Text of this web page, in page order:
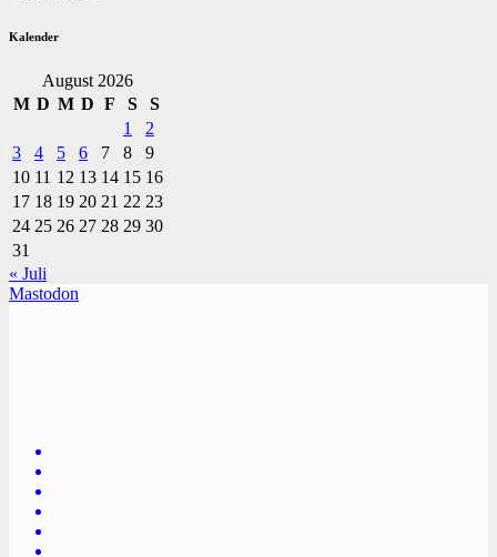
Kalender
August 2026
M D M D F S
S
1
2
3
4 5 6 7 8
9
10 11 12 13 14 15 16
17 18 19 20 21 22 23
24 25 26 27 28 29 30
31
« Juli
Mastodon